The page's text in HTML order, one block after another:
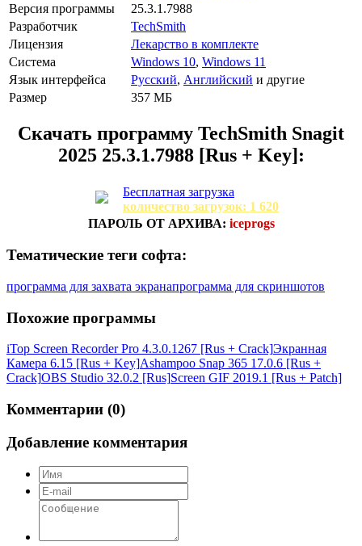
Версия программы
25.3.1.7988
Разработчик
TechSmith
Лицензия
Лекарство в комплекте
Система
Windows 10, Windows 11
Язык интерфейса
Русский, Английский и другие
Размер
357 МБ
Скачать программу TechSmith Snagit
2025 25.3.1.7988 [Rus + Key]:
Бесплатная загрузка
количество загрузок: 1 620
ПАРОЛЬ ОТ АРХИВА: iceprogs
Тематические теги софта:
программа для захвата экранапрограмма для скриншотов
Похожие программы
iTop Screen Recorder Pro 4.3.0.1267 [Rus + Crack]Экранная
Камера 6.15 [Rus + Key]Ashampoo Snap 365 17.0.6 [Rus +
Crack]OBS Studio 32.0.2 [Rus]Screen GIF 2019.1 [Rus + Patch]
Комментарии (0)
Добавление комментария